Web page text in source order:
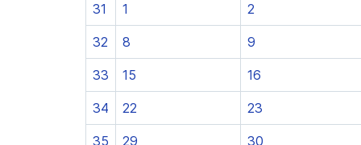
31 1 2
32 8 9
33 15 16
34 22 23
35 29 30